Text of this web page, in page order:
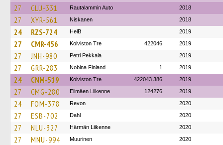
27 CLU-331 Rautalammin Auto 2018
27 XYR-561 Niskanen 2018
24 RZS-724 HelB 2019
27 CMR-456 Koiviston Tre 422046 2019
27 JNH-980 Petri Pekkala 2019
27 GRR-283 Nobina Finland 1 2019
24 CNM-519 Koiviston Tre 422043 386 2019
27 CMG-280 Elimäen Liikenne 124276 2019
24 FOM-378 Revon 2020
27 ESB-702 Dahl 2020
27 NLU-327 Härmän Liikenne 2020
27 MNU-994 Muurinen 2020